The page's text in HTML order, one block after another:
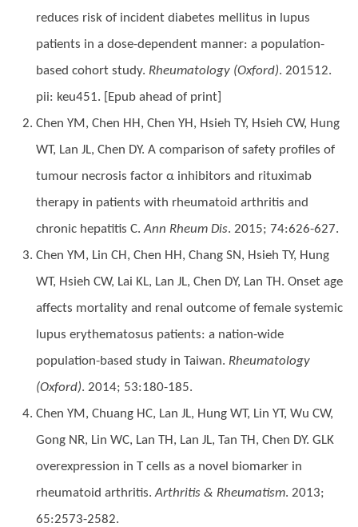
reduces risk of incident diabetes mellitus in lupus
patients in a dose-dependent manner: a population-
based cohort study. Rheumatology (Oxford). 201512.
pii: keu451. [Epub ahead of print]
Chen YM, Chen HH, Chen YH, Hsieh TY, Hsieh CW, Hung
WT, Lan JL, Chen DY. A comparison of safety profiles of
tumour necrosis factor α inhibitors and rituximab
therapy in patients with rheumatoid arthritis and
chronic hepatitis C.Ann Rheum Dis. 2015; 74:626-627.
Chen YM, Lin CH, Chen HH, Chang SN, Hsieh TY, Hung
WT, Hsieh CW, Lai KL, Lan JL, Chen DY, Lan TH. Onset age
affects mortality and renal outcome of female systemic
lupus erythematosus patients: a nation-wide
population-based study in Taiwan. Rheumatology
(Oxford). 2014; 53:180-185.
Chen YM, Chuang HC, Lan JL, Hung WT, Lin YT, Wu CW,
Gong NR, Lin WC, Lan TH, Lan JL, Tan TH, Chen DY. GLK
overexpression in T cells as a novel biomarker in
rheumatoid arthritis.Arthritis & Rheumatism. 2013;
65:2573-2582.